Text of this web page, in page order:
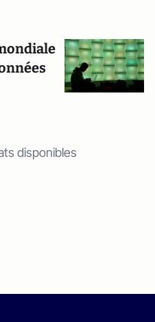
disponibles